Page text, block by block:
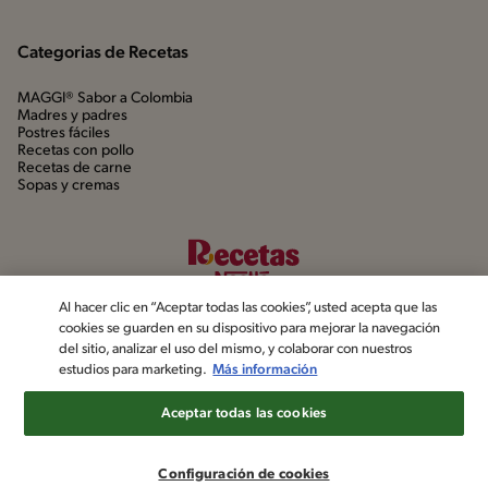
Categorias de Recetas
MAGGI® Sabor a Colombia
Madres y padres
Postres fáciles
Recetas con pollo
Recetas de carne
Sopas y cremas
©2022, Nestlé. Marcas registradas por Société dels Produits Nestlé,
Al hacer clic en “Aceptar todas las cookies”, usted acepta que las
cookies se guarden en su dispositivo para mejorar la navegación
del sitio, analizar el uso del mismo, y colaborar con nuestros
estudios para marketing. Más información
Configuración de cookies
Aceptar todas las cookies